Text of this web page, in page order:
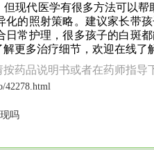
现代医学有很多方法可以
的照射策略。建议家长带
常护理，很多孩子的白斑
更多治疗细节，欢迎在线了
药品说明书或者在药师指导
42278.html
吗